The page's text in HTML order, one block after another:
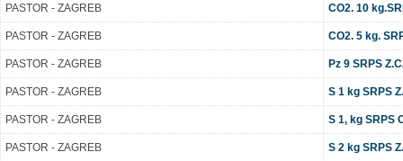
PASTOR - ZAGREB CO2. 10
PASTOR - ZAGREB CO2. 5 kg.
PASTOR - ZAGREB Pz 9 SRPS
PASTOR - ZAGREB S 1 kg SRPS
PASTOR - ZAGREB S 1, kg SRPS
PASTOR - ZAGREB S 2 kg SRPS